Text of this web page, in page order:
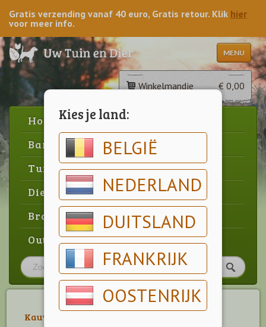
Kies je land:
BELGIË
NEDERLAND
DUITSLAND
FRANKRIJK
OOSTENRIJK
Gratis verzending vanaf 40 euro, Gratis retour. Klik hier
voor meer info.
MENU
Winkelmandje € 0,00
Home
Barbecue
Tuin
Dier
Brood & gebak
Outlet
Kauwbeen Buffelhuid